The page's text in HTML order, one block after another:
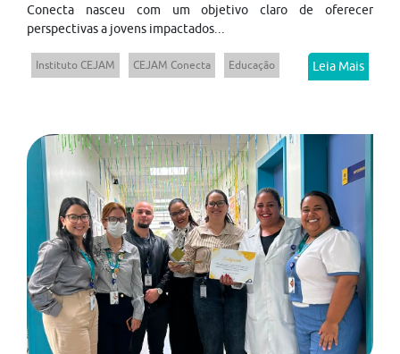
Conecta nasceu com um objetivo claro de oferecer
perspectivas a jovens impactados...
Instituto CEJAM CEJAM Conecta Educação Leia Mais